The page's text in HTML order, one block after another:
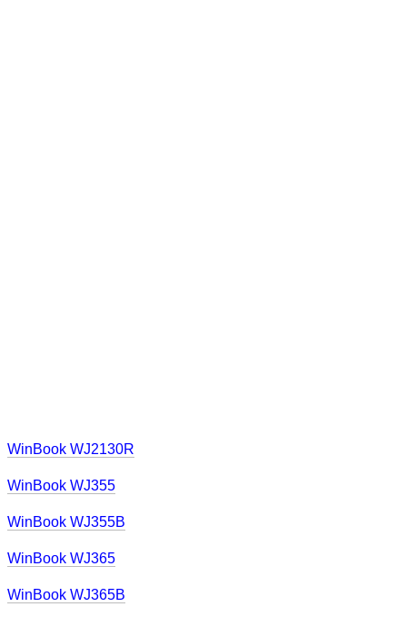
WinBook WJ2130R
WinBook WJ355
WinBook WJ355B
WinBook WJ365
WinBook WJ365B